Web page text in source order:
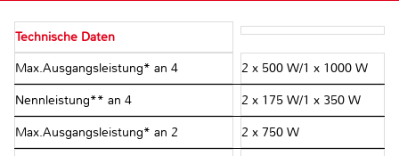
Technische Daten
Max.Ausgangsleistung* an 4Ω 2 x 500 W/1 x 1000 W
Nennleistung** an 4 Ω 2 x 175 W/1 x 350 W
Max.Ausgangsleistung* an 2Ω 2 x 750 W